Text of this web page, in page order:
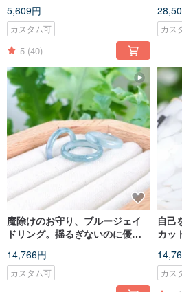
5,609円
カスタム可
5 (40)
ゴー
カス
魔除けのお守り、ブルージェイ
ドリング。揺るぎないのに優し
14,766円
カスタム可
自己
カッ
カス